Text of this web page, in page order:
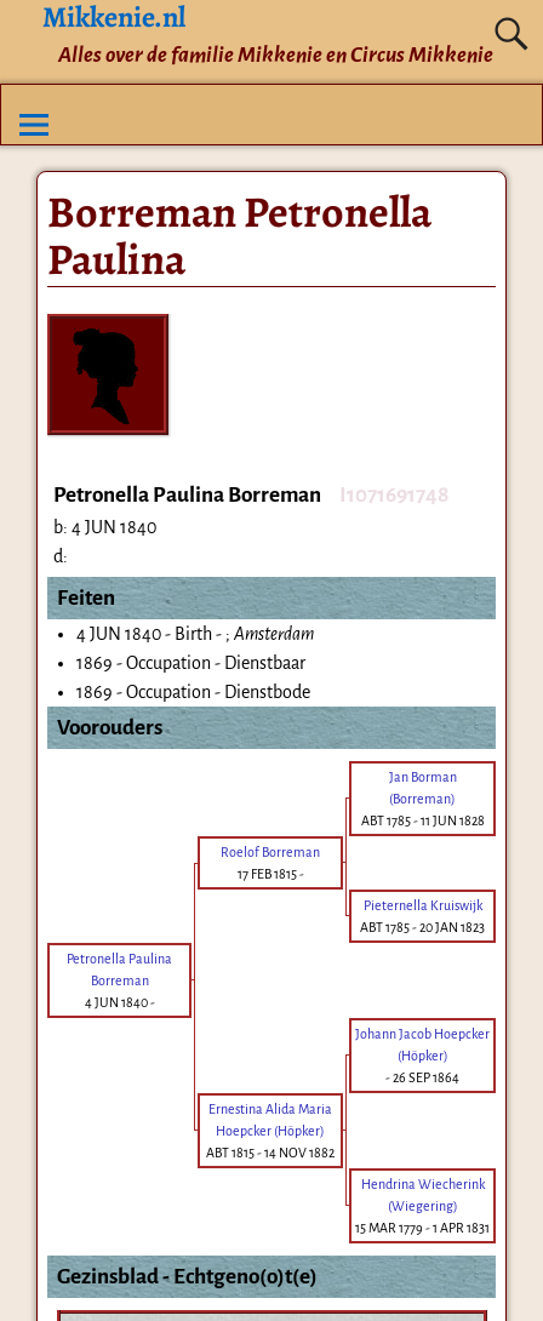
Mikkenie.nl
Alles over de familie Mikkenie en Circus Mikkenie
Borreman Petronella
Paulina
Petronella Paulina Borreman I1071691748
b: 4 JUN 1840
d:
Feiten
4 JUN 1840 - Birth - ; Amsterdam
1869 - Occupation - Dienstbaar
1869 - Occupation - Dienstbode
Voorouders
Jan Borman
(Borreman)
ABT 1785-11 JUN 1828
Roelof Borreman
17 FEB 1815-
Pieternella Kruiswijk
ABT 1785-20 JAN 1823
Petronella Paulina
Borreman
4 JUN 1840-
Johann Jacob Hoepcker
(Höpker)
-26 SEP 1864
Ernestina Alida Maria
Hoepcker (Höpker)
ABT 1815-14 NOV 1882
Hendrina Wiecherink
(Wiegering)
15 MAR 1779 -1 APR 1831
Gezinsblad - Echtgeno(o)t(e)